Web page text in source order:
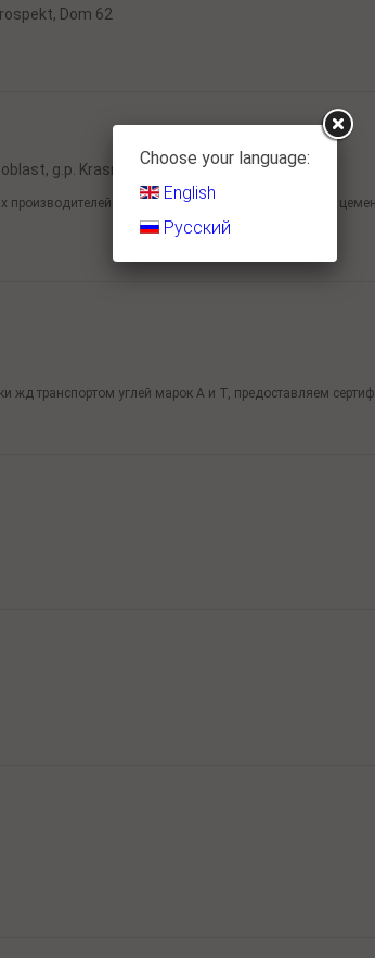
Dom 62
g.p. Krasnoselskiy,ul. Pobedy,5
таких строительных материалов как
транспортом углей марок А и Т, предоставляем
Choose your language:
English
Русский